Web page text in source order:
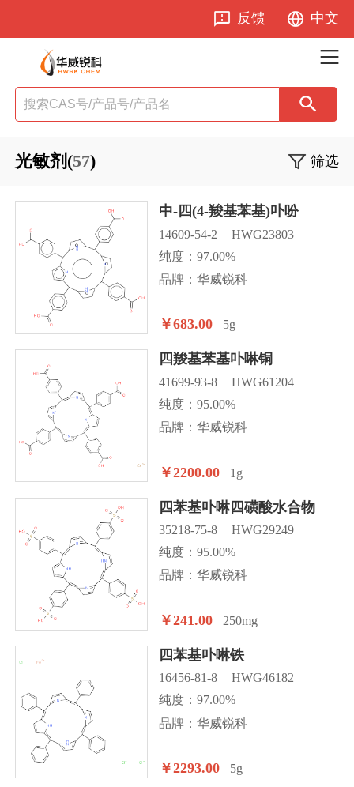
反馈 中文
光敏剂(57) 筛选
中-四(4-羧基苯基)卟吩
14609-54-2
HWG23803
纯度：97.00%
品牌：华威锐科
￥683.00 5g
四羧基苯基卟啉铜
41699-93-8
HWG61204
纯度：95.00%
品牌：华威锐科
￥2200.00 1g
四苯基卟啉四磺酸水合物
35218-75-8
HWG29249
纯度：95.00%
品牌：华威锐科
￥241.00 250mg
四苯基卟啉铁
16456-81-8
HWG46182
纯度：97.00%
品牌：华威锐科
￥2293.00 5g